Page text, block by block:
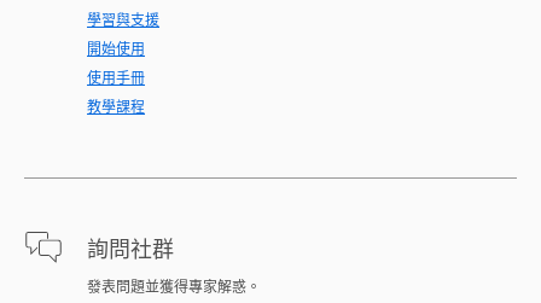
學習與支援
開始使用
使用手冊
教學課程
詢問社群
發表問題並獲得專家解惑。